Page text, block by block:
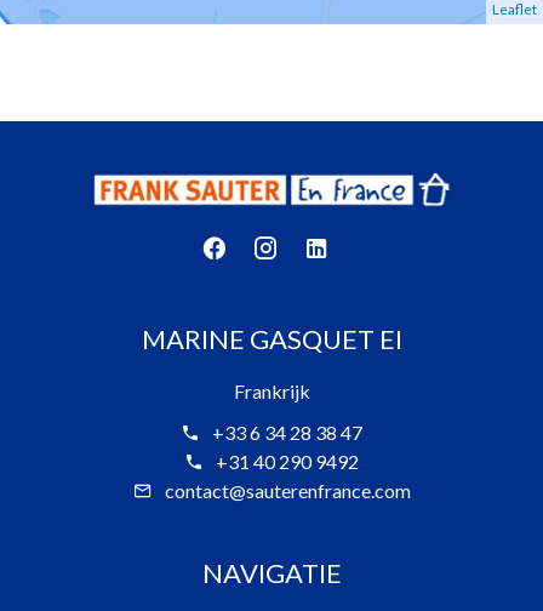
Leaflet
MARINE GASQUET EI
Frankrijk
+33 6 34 28 38 47
+31 40 290 9492
contact@sauterenfrance.com
NAVIGATIE